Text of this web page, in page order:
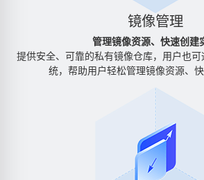
镜像管理
管理镜像资源、快速创建
提供安全、可靠的私有镜像仓库，用户也可
统，帮助用户轻松管理镜像资源、快